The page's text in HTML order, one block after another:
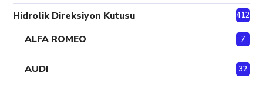
Hidrolik Direksiyon Kutusu 412
ALFA ROMEO 7
AUDI 32